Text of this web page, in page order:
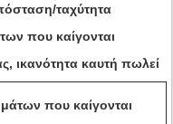
ταχύτητα
που καίγονται
ικανότητα καυτή πωλεί
που καίγονται